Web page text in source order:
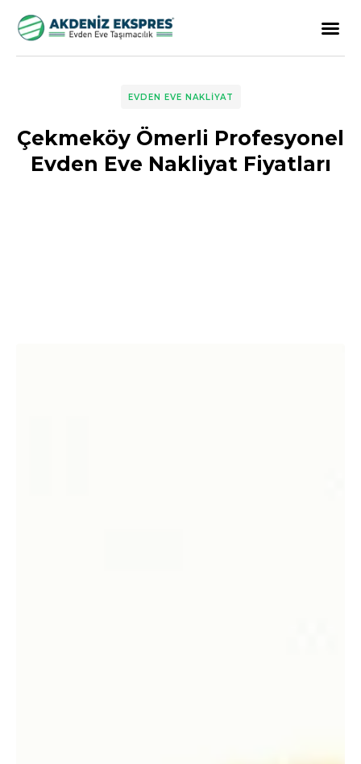
EVDEN EVE NAKLIYAT
Çekmeköy Ömerli Profesyonel
Evden Eve Nakliyat Fiyatları